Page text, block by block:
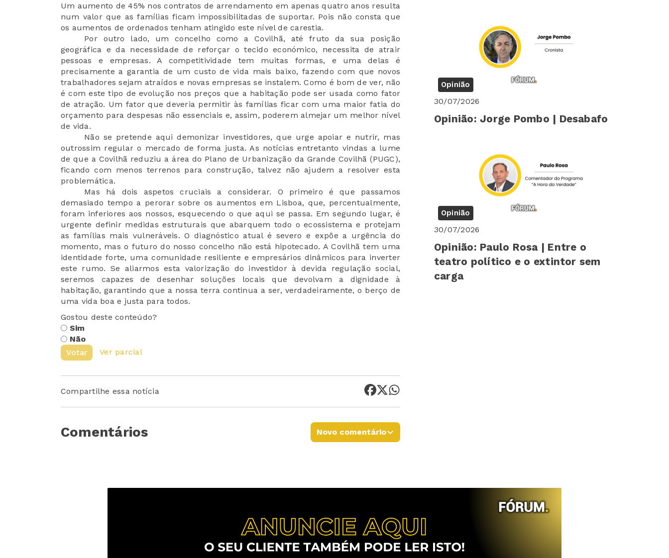
Um aumento de 45% nos contratos de arrendamento em apenas quatro anos resulta
num valor que as famílias ficam impossibilitadas de suportar. Pois não consta que
os aumentos de ordenados tenham atingido este nível de carestia.
Por outro lado, um concelho como a Covilhã, até fruto da sua posição
geográfica e da necessidade de reforçar o tecido económico, necessita de atrair
pessoas e empresas. A competitividade tem muitas formas, e uma delas é
precisamente a garantia de um custo de vida mais baixo, fazendo com que novos
trabalhadores sejam atraídos e novas empresas se instalem. Como é bom de ver, não
é com este tipo de evolução nos preços que a habitação pode ser usada como fator
de atração. Um fator que deveria permitir às famílias ficar com uma maior fatia do
orçamento para despesas não essenciais e, assim, poderem almejar um melhor nível
de vida.
Não se pretende aqui demonizar investidores, que urge apoiar e nutrir, mas
outrossim regular o mercado de forma justa. As notícias entretanto vindas a lume
de que a Covilhã reduziu a área do Plano de Urbanização da Grande Covilhã (PUGC),
ficando com menos terrenos para construção, talvez não ajudem a resolver esta
problemática.
Mas há dois aspetos cruciais a considerar. O primeiro é que passamos
demasiado tempo a perorar sobre os aumentos em Lisboa, que, percentualmente,
foram inferiores aos nossos, esquecendo o que aqui se passa. Em segundo lugar, é
urgente definir medidas estruturais que abarquem todo o ecossistema e protejam
as famílias mais vulneráveis. O diagnóstico atual é severo e expõe a urgência do
momento, mas o futuro do nosso concelho não está hipotecado. A Covilhã tem uma
identidade forte, uma comunidade resiliente e empresários dinâmicos para inverter
este rumo. Se aliarmos esta valorização do investidor à devida regulação social,
seremos capazes de desenhar soluções locais que devolvam a dignidade à
habitação, garantindo que a nossa terra continua a ser, verdadeiramente, o berço de
uma vida boa e justa para todos.
Gostou deste conteúdo?
Sim
Não
Votar
Ver parcial
Compartilhe essa notícia
Comentários Novo comentário
Opinião
30/07/2026
Opinião: Jorge Pombo | Desabafo
Opinião
30/07/2026
Opinião: Paulo Rosa | Entre o
teatro político e o extintor sem
carga